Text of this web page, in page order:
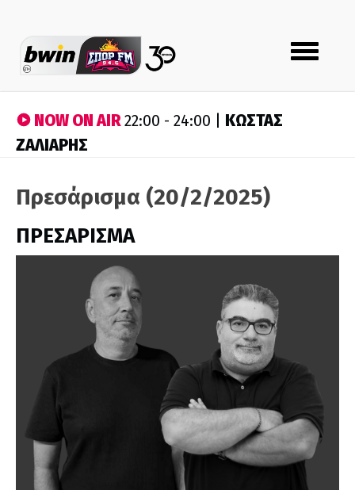
Toggle
navigation
NOW ON AIR22:00 - 24:00 | ΚΩΣΤΑΣ
ΖΑΛΙΑΡΗΣ
Πρεσάρισμα (20/2/2025)
ΠΡΕΣΑΡΙΣΜΑ